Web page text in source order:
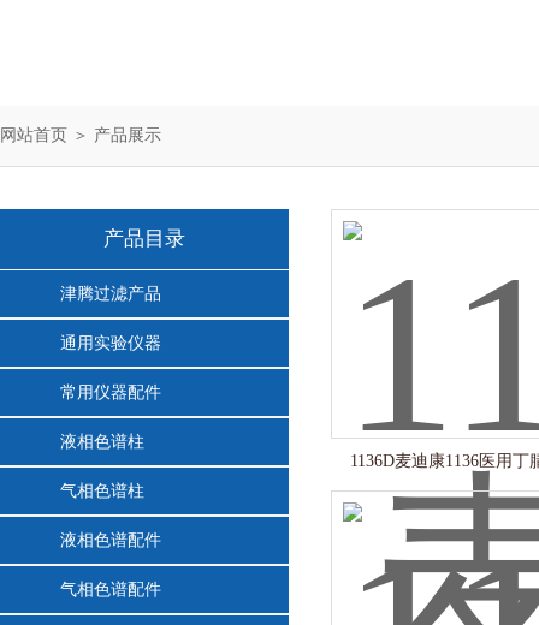
网站首页 ＞ 产品展示
产品目录
津腾过滤产品
通用实验仪器
常用仪器配件
液相色谱柱
气相色谱柱
液相色谱配件
气相色谱配件
1136D麦迪康1136医用丁